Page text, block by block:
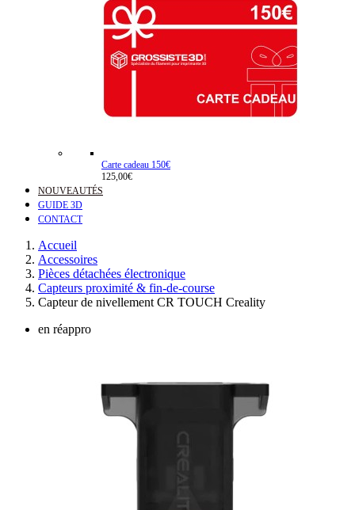
Carte cadeau 150€
125,00€
NOUVEAUTÉS
GUIDE 3D
CONTACT
Accueil
Accessoires
Pièces détachées électronique
Capteurs proximité & fin-de-course
Capteur de nivellement CR TOUCH Creality
en réappro